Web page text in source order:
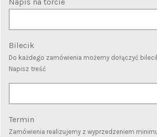
Bilecik
Do każdego zamówienia możemy dołączyć
Napisz treść
Termin
Zamówienia realizujemy z wyprzedzeniem